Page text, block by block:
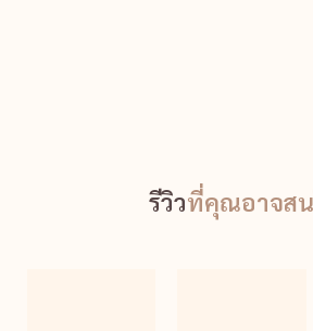
รีวิวที่คุณอาจส